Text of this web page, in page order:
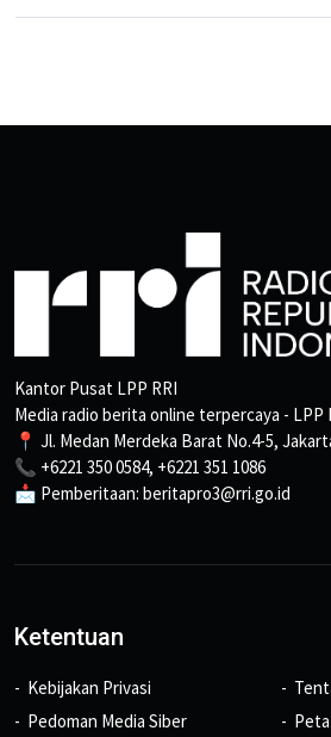
Kantor Pusat LPP RRI
Media radio berita online terpercaya - LPP
📍 Jl. Medan Merdeka Barat No.4-5,
📞 +6221 350 0584, +6221 351 1086
📩 Pemberitaan: beritapro3@rri.go.id
Ketentuan
Kebijakan Privasi
Pedoman Media Siber